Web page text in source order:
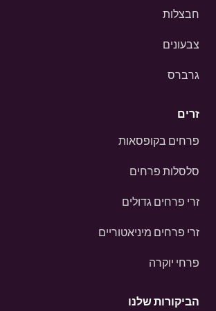
חבצלות
צבעונים
גרברס
זרים
פרחים בקופסאות
סלסלות פרחים
זרי פרחים גדולים
זרי פרחים מיניאטוריים
פרחי יוקרה
הביקורות שלנו